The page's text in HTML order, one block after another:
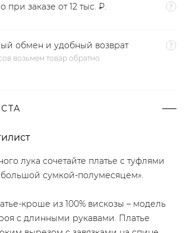
при заказе от 12 тыс. ₽.
обмен и удобный возврат
возьмем товар обратно
лука сочетайте платье с туфлями
сумкой-полумесяцем».
кроше из 100% вискозы – модель
с длинными рукавами. Платье